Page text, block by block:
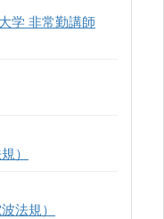
学 非常勤講師
）
法規）